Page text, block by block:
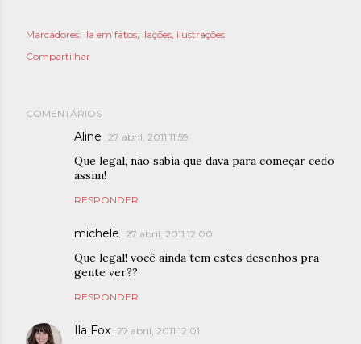
Marcadores: ila em fatos ilações ilustrações
Compartilhar
COMENTÁRIOS
Aline 27 abril, 2011 11:59
Que legal, não sabia que dava para começar cedo
assim!
RESPONDER
michele 27 abril, 2011 12:00
Que legal! você ainda tem estes desenhos pra
gente ver??
RESPONDER
Ila Fox 27 abril, 2011 12:01